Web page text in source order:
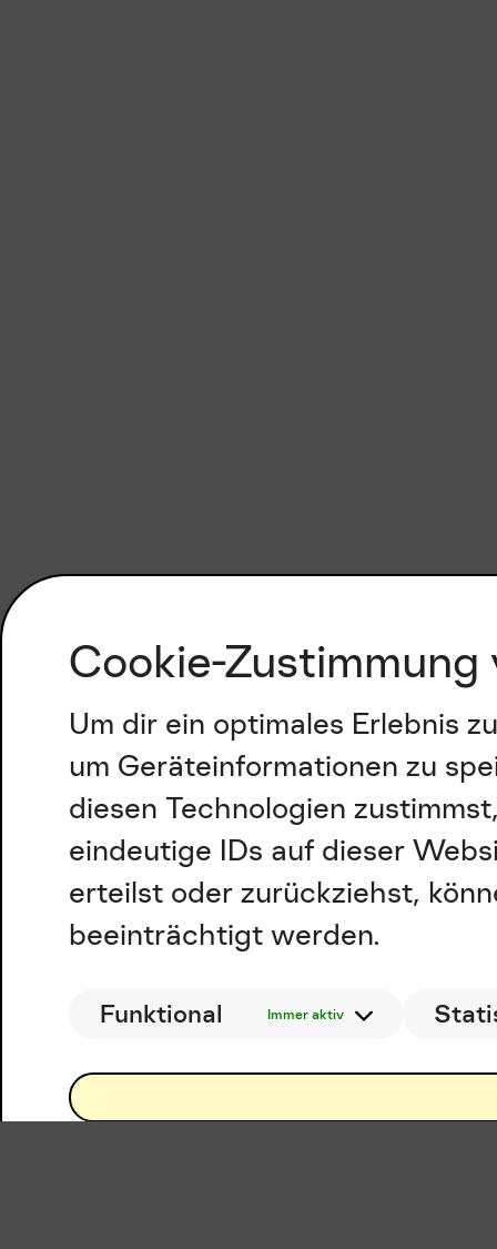
Cookie-
Um dir ein optimales Erlebnis
um Geräteinformationen zu
diesen Technologien
eindeutige IDs auf dieser
erteilst oder zurückziehst,
beeinträchtigt werden.
Funktional Immer aktiv